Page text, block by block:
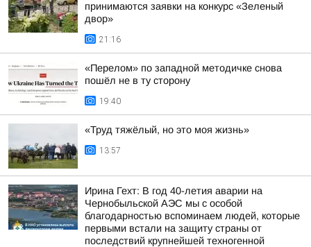
принимаются заявки на конкурс «Зеленый
двор»
21:16
«Перелом» по западной методичке снова
пошёл не в ту сторону
19:40
«Труд тяжёлый, но это моя жизнь»
13:57
Ирина Гехт: В год 40-летия аварии на
Чернобыльской АЭС мы с особой
благодарностью вспоминаем людей, которые
первыми встали на защиту страны от
последствий крупнейшей техногенной